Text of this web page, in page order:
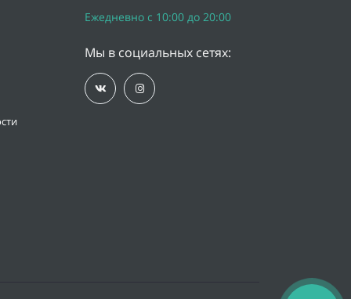
Ежедневно с 10:00 до 20:00
Мы в социальных сетях: